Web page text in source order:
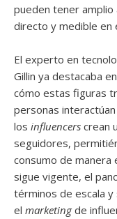
pueden tener amplio
directo y medible en
El experto en
Gillin ya destacaba
cómo estas figuras
personas
los influencers crean
seguidores,
consumo de manera
sigue vigente, el
términos de escala y
el marketingde